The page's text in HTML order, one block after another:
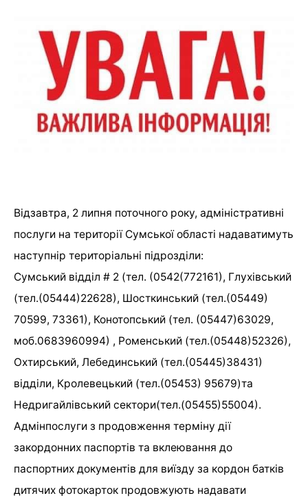
Відзавтра, 2 липня поточного року, адміністративні
послуги на території Сумської області надаватимуть
наступнір територіальні підрозділи:
Сумський відділ # 2 (тел. (0542(772161), Глухівський
(тел.(05444)22628), Шосткинський (тел.(05449)
70599, 73361), Конотопський (тел. (05447)63029,
моб.0683960994) , Роменський (тел.(05448)52326),
Охтирський, Лебединський (тел.(05445)38431)
відділи, Кролевецький (тел.(05453) 95679)та
Недригайлівський сектори(тел.(05455)55004).
Адмінпослуги з продовження терміну дії
закордонних паспортів та вклеювання до
паспортних документів для виїзду за кордон батків
дитячих фотокарток продовжують надавати